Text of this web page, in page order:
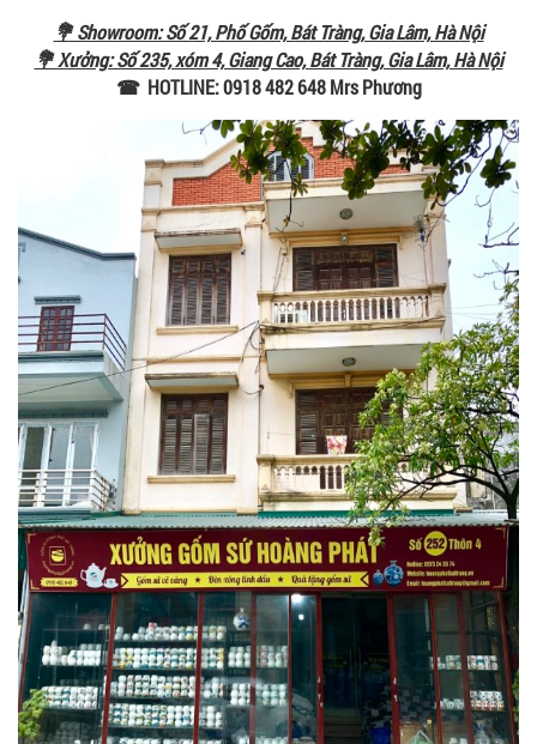
💐 Showroom: Số 21, Phố Gốm, Bát Tràng, Gia Lâm, Hà Nội
💐 Xưởng: Số 235, xóm 4, Giang Cao, Bát Tràng, Gia Lâm, Hà Nội
☎ HOTLINE: 0918 482 648 Mrs Phương